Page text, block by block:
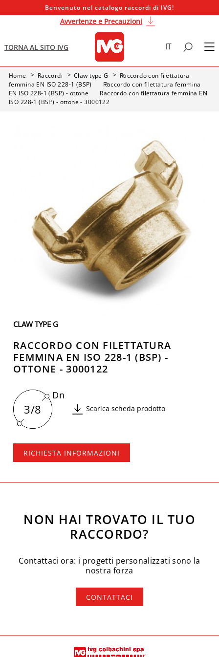
Benvenuto nel catalogo raccordi di IVG!
Avvertenze e Precauzioni
TORNA AL SITO IVG IT
Home Raccordi Claw type G
Raccordo con filettatura
femmina EN ISO 228-1 (BSP)
Raccordo con filettatura femmina
EN ISO 228-1 (BSP) - ottone
Raccordo con filettatura femmina EN
ISO 228-1 (BSP) - ottone - 3000122
CLAW TYPE G
RACCORDO CON FILETTATURA
FEMMINA EN ISO 228-1 (BSP) -
OTTONE - 3000122
3/8
Dn
Scarica scheda prodotto
RICHIESTA INFORMAZIONI
NON HAI TROVATO IL TUO
RACCORDO?
Contattaci ora: i progetti personalizzati sono la
nostra forza
CONTATTACI